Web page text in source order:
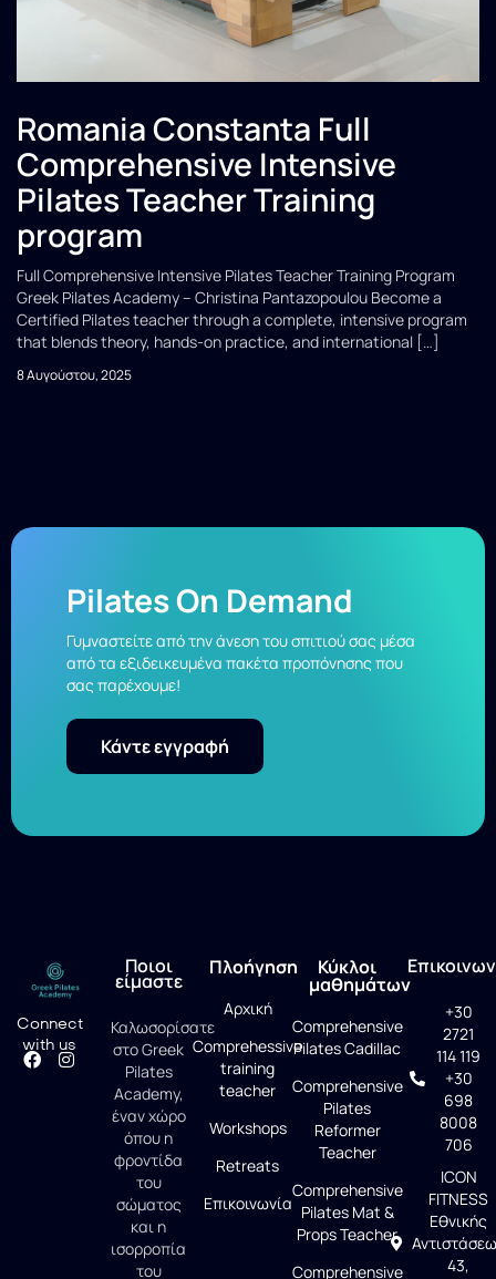
Romania Constanta Full
Comprehensive Intensive
Pilates Teacher Training
program
Full Comprehensive Intensive Pilates Teacher Training Program
Greek Pilates Academy – Christina Pantazopoulou Become a
Certified Pilates teacher through a complete, intensive program
that blends theory, hands-on practice, and international […]
8 Αυγούστου, 2025
Pilates On Demand
Γυμναστείτε από την άνεση του σπιτιού σας μέσα
από τα εξιδεικευμένα πακέτα προπόνησης που
σας παρέχουμε!
Κάντε εγγραφή
Connect
with us
Ποιοι
είμαστε
Καλωσορίσατε
στο Greek
Pilates
Academy,
έναν χώρο
όπου η
φροντίδα
του
σώματος
και η
ισορροπία
του
Πλοήγηση
Αρχική
Comprehessive
training
teacher
Workshops
Retreats
Επικοινωνία
Κύκλοι
μαθημάτων
Comprehensive
Pilates Cadillac
Comprehensive
Pilates
Reformer
Teacher
Comprehensive
Pilates Mat &
Props Teacher
Comprehensive
+30
2721
114 119
+30
698
8008
706
ICON
FITNESS
Εθνικής
43,